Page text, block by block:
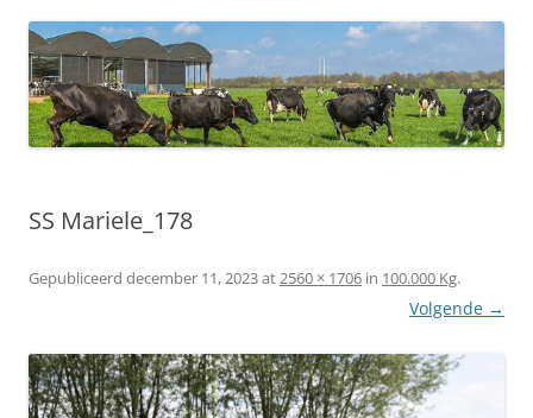
SS Mariele_178
Gepubliceerd december 11, 2023at2560 × 1706 in 100.000 Kg.
Volgende →